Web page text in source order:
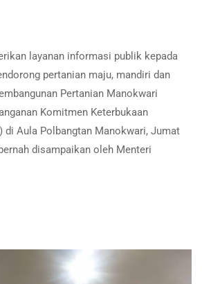
layanan informasi publik kepada
pertanian maju, mandiri dan
Pertanian Manokwari
Komitmen Keterbukaan
di Aula Polbangtan Manokwari, Jumat
disampaikan oleh Menteri